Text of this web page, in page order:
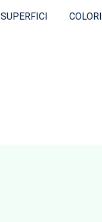
SUPERFICI COLORI